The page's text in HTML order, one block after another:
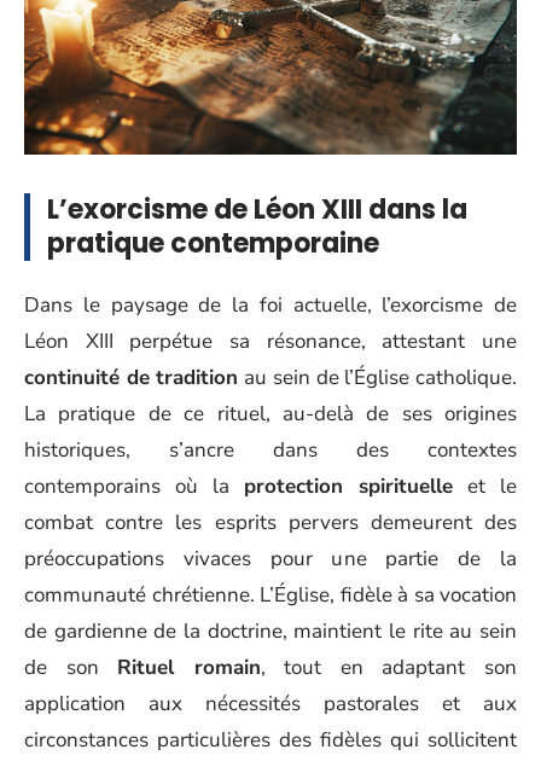
L’exorcisme de Léon XIII dans la
pratique contemporaine
Dans le paysage de la foi actuelle, l’exorcisme de
Léon XIII perpétue sa résonance, attestant une
continuité de tradition au sein de l’Église catholique.
La pratique de ce rituel, au-delà de ses origines
historiques, s’ancre dans des contextes
contemporains où la protection spirituelle et le
combat contre les esprits pervers demeurent des
préoccupations vivaces pour une partie de la
communauté chrétienne. L’Église, fidèle à sa vocation
de gardienne de la doctrine, maintient le rite au sein
de son Rituel romain, tout en adaptant son
application aux nécessités pastorales et aux
circonstances particulières des fidèles qui sollicitent